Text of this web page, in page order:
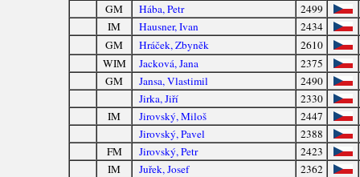
GM
Hába, Petr
2499
IM
Hausner, Ivan
2434
GM
Hráček, Zbyněk
2610
WIM
Jacková, Jana
2375
GM
Jansa, Vlastimil
2490
Jirka, Jiří
2330
IM
Jirovský, Miloš
2447
Jirovský, Pavel
2388
FM
Jirovský, Petr
2423
IM
Juřek, Josef
2362